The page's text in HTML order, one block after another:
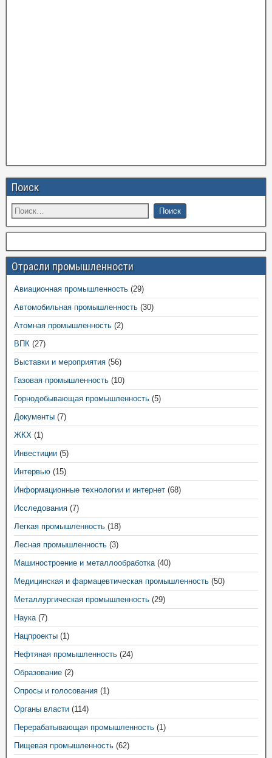
Поиск
Отрасли промышленности
Авиационная промышленность (29)
Автомобильная промышленность (30)
Атомная промышленность (2)
ВПК (27)
Выставки и мероприятия (56)
Газовая промышленность (10)
Горнодобывающая промышленность (5)
Документы (7)
ЖКХ (1)
Инвестиции (5)
Интервью (15)
Информационные технологии и интернет (68)
Исследования (7)
Легкая промышленность (18)
Лесная промышленность (3)
Машиностроение и металлообработка(40)
Медицинская и фармацевтическая промышленность (50)
Металлургическая промышленность (29)
Наука(7)
Нацпроекты (1)
Нефтяная промышленность (24)
Образование (2)
Опросы и голосования (1)
Органы власти (114)
Перерабатывающая промышленность (1)
Пищевая промышленность (62)